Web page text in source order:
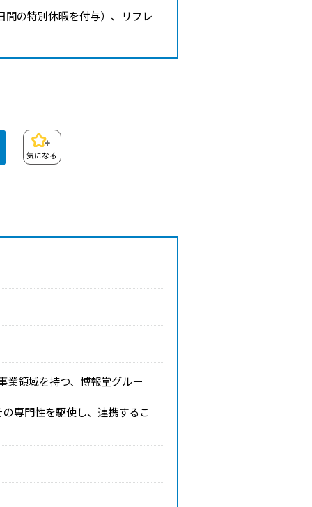
間の特別休暇を付与）、リフレ
気になる
業領域を持つ、博報堂グルー
専門性を駆使し、連携するこ